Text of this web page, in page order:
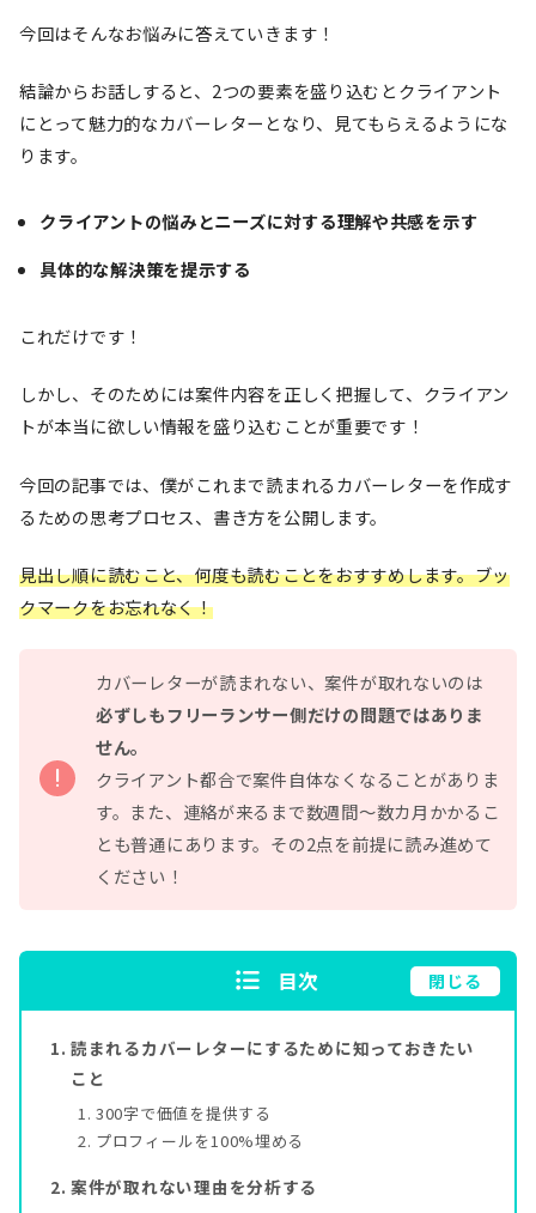
今回はそんなお悩みに答えていきます！
結論からお話しすると、2つの要素を盛り込むとクライアント
にとって魅力的なカバーレターとなり、見てもらえるようにな
ります。
クライアントの悩みとニーズに対する理解や共感を示す
具体的な解決策を提示する
これだけです！
しかし、そのためには案件内容を正しく把握して、クライアン
トが本当に欲しい情報を盛り込むことが重要です！
今回の記事では、僕がこれまで読まれるカバーレターを作成す
るための思考プロセス、書き方を公開します。
見出し順に読むこと、何度も読むことをおすすめします。ブッ
クマークをお忘れなく！
カバーレターが読まれない、案件が取れないのは
必ずしもフリーランサー側だけの問題ではありま
せん。
クライアント都合で案件自体なくなることがありま
す。また、連絡が来るまで数週間～数カ月かかるこ
とも普通にあります。その2点を前提に読み進めて
ください！
目次 閉じる
読まれるカバーレターにするために知っておきたい
こと
300字で価値を提供する
プロフィールを100%埋める
案件が取れない理由を分析する